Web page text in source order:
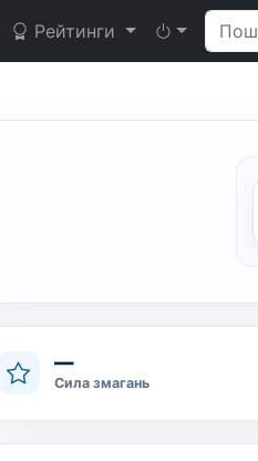
Рейтинги
—
Сила змагань